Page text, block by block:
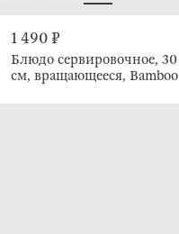
1 490 ₽
Блюдо сервировочное, 30
см, вращающееся, Bamboo